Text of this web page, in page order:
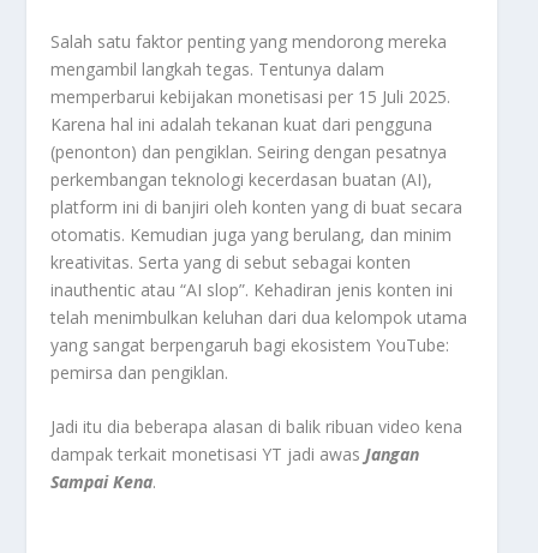
Salah satu faktor penting yang mendorong mereka
mengambil langkah tegas. Tentunya dalam
memperbarui kebijakan monetisasi per 15 Juli 2025.
Karena hal ini adalah tekanan kuat dari pengguna
(penonton) dan pengiklan. Seiring dengan pesatnya
perkembangan teknologi kecerdasan buatan (AI),
platform ini di banjiri oleh konten yang di buat secara
otomatis. Kemudian juga yang berulang, dan minim
kreativitas. Serta yang di sebut sebagai konten
inauthentic atau “AI slop”. Kehadiran jenis konten ini
telah menimbulkan keluhan dari dua kelompok utama
yang sangat berpengaruh bagi ekosistem YouTube:
pemirsa dan pengiklan.
Jadi itu dia beberapa alasan di balik ribuan video kena
dampak terkait monetisasi YT jadi awasJangan
Sampai Kena.